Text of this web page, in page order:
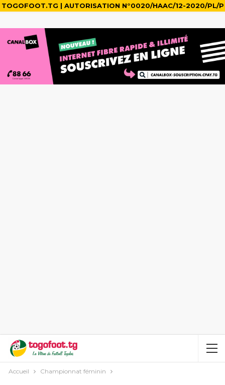
TOGOFOOT.TG | AUTORISATION N°0020/HAAC/12-2020/PL/P
Accueil Championnat féminin